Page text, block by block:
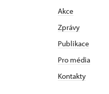
Akce
Zprávy
Publikace
Pro média
Kontakty